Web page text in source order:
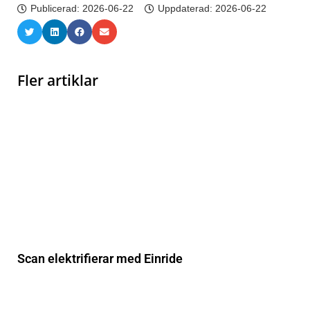
Publicerad: 2026-06-22 Uppdaterad: 2026-06-22
Fler artiklar
Scan elektrifierar med Einride